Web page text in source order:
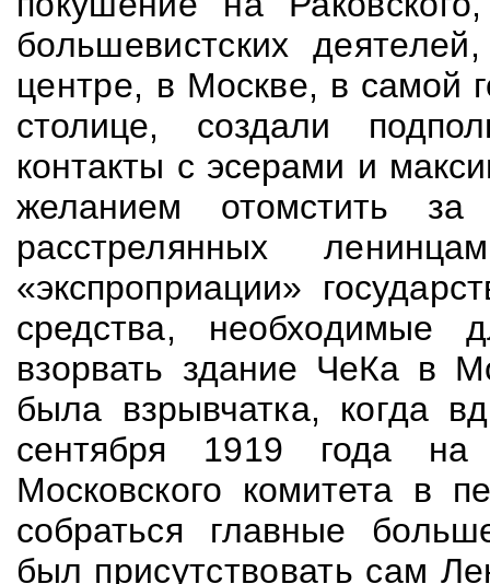
большевистских
центре, в Москве, в самой
столице, создали
контакты с эсерами и
желанием отомстить
расстрелянных
«экспроприации»
средства, необходимые
взорвать здание ЧеКа в
была взрывчатка, когда
сентября 1919 года
Московского комитета в
собраться главные
был присутствовать сам